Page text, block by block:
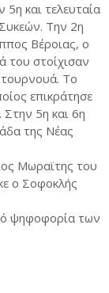
5η και τελευταία
Την 2η
Βέροιας, ο
του στοίχισαν
Το
επικράτησε
5η και 6η
της Νέας
Μωραϊτης του
ο Σοφοκλής
ψηφοφορία των